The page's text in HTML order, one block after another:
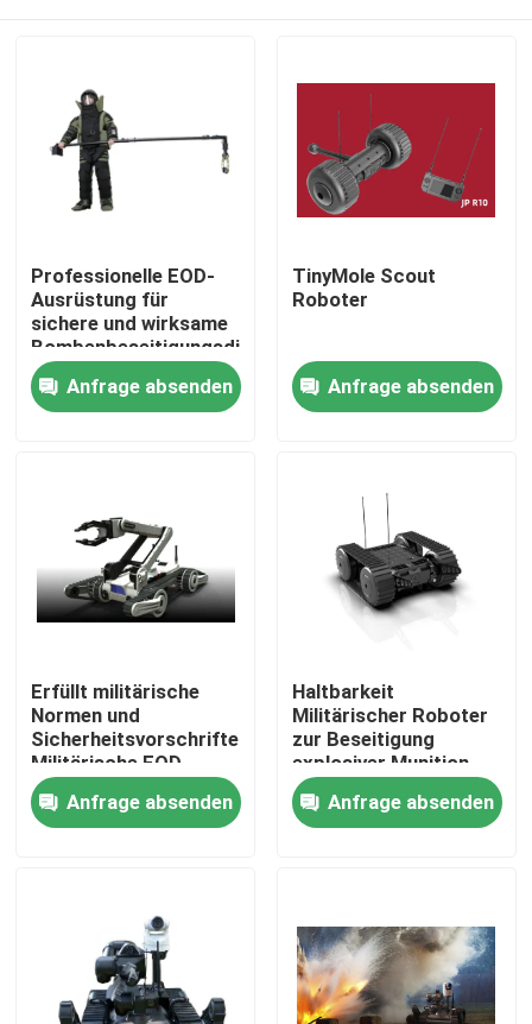
Zu Hause
Produkte
Über uns
Qualitätskontrolle
Neuigkeiten
Militärische taktische Abnutzung
Militärische taktische kugelsichere Weste
Professionelle EOD-
Ausrüstung für
sichere und wirksame
Bombenbeseitigungsdienste
Anfrage absenden
TinyMole Scout
Roboter
Anfrage absenden
Erfüllt militärische
Normen und
Sicherheitsvorschriften
Militärische EOD-
Ausrüstung
Erkennungsfähigkeiten
Anfrage absenden
Haltbarkeit
Militärischer Roboter
zur Beseitigung
explosiver Munition,
der extremen
Bedingungen
standhält
Anfrage absenden